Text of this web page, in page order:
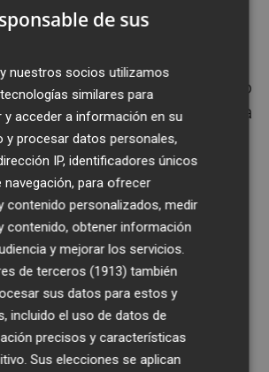
en Buenos Aires.
argentinos y admiten
no lo imaginaron como
lo vieron venir. No sólo insulta
boca, admite su creencia de
de Dios, con quien
A medio país le cuesta
títere del FMI esté en el
40 por ciento de los
espere cambios con
europeo le oigo bromear
de tanto diván y tanto
se les licuó el cerebro,
con las novelas de
de sus
nuestros socios utilizamos
similares para
y acceder a información en su
y procesar datos personales,
IP, identificadores únicos
navegación, para ofrecer
contenido personalizados, medir
contenido, obtener información
y mejorar los servicios.
de terceros (1913) también
sus datos para estos y
incluido el uso de datos de
precisos y características
Sus elecciones se aplican